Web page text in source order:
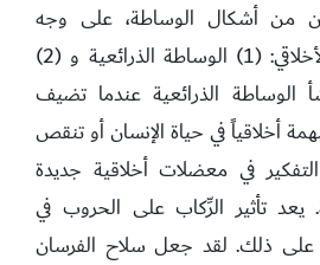
من أشكال الوساطة، على وجه
الخصوص، لتأثيرهما الأخلاقي: (1) الوساطة الذرائعية و (2)
الوساطة الذرائعية عندما تضيف
أخلاقياً في حياة الإنسان أو تنقص
في معضلات أخلاقية جديدة
يعد تأثير الرِّكاب على الحروب في
على ذلك. لقد جعل سلاح الفرسان